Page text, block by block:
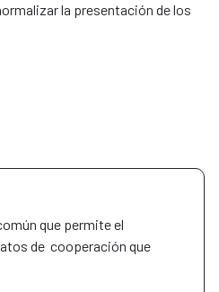
la presentación de los
que permite el
de cooperación que